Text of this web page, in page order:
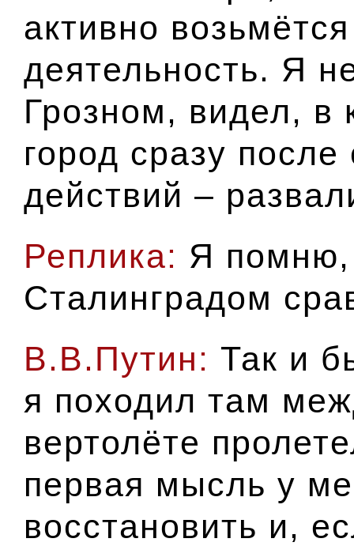
активно
деятельность. Я
Грозном, видел, в
город сразу
действий –
Реплика: Я помню,
Сталинградом
В.В.Путин: Так и
я походил там
вертолёте
первая мысль у
восстановить и,